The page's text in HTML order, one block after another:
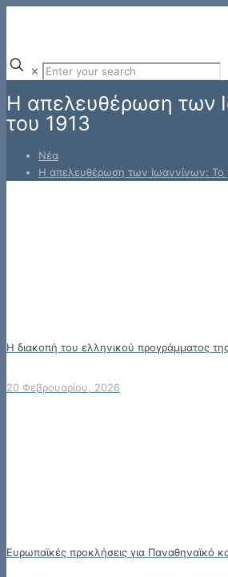
✕
Η απελευθέρωση των
του 1913
Νέα
Η απελευθέρωση των Ιωαννίνων: Το
Η διακοπή του ελληνικού προγράμματος
20 Φεβρουαρίου, 2026
Ευρωπαϊκές προκλήσεις για Παναθηναϊκό